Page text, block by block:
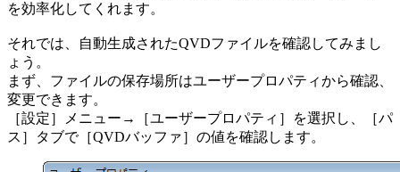
を効率化してくれます。
それでは、自動生成されたQVDファイルを確認してみまし
ょう。
まず、ファイルの保存場所はユーザープロパティから確認、
変更できます。
［設定］メニュー→［ユーザープロパティ］を選択し、［パ
ス］タブで［QVDバッファ］の値を確認します。